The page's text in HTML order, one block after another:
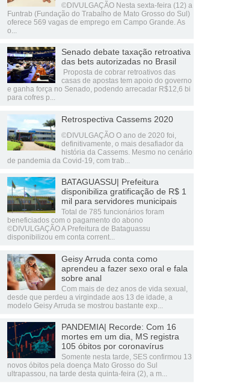
©DIVULGAÇÃO Nesta sexta-feira (12) a
Funtrab (Fundação do Trabalho de Mato Grosso do Sul)
oferece 569 vagas de emprego em Campo Grande. As
o...
Senado debate taxação retroativa
das bets autorizadas no Brasil
Proposta de cobrar retroativos das
casas de apostas tem apoio do governo
e ganha força no Senado, podendo arrecadar R$12,6 bi
para cofres p...
Retrospectiva Cassems 2020
©DIVULGAÇÃO O ano de 2020 foi,
definitivamente, o mais desafiador da
história da Cassems. Mesmo no cenário
de pandemia da Covid-19, com trab...
BATAGUASSU| Prefeitura
disponibiliza gratificação de R$ 1
mil para servidores municipais
Total de 785 funcionários foram
beneficiados com o pagamento do abono
©DIVULGAÇÃO A Prefeitura de Bataguassu
disponibilizou em conta corrent...
Geisy Arruda conta como
aprendeu a fazer sexo oral e fala
sobre anal
Com mais de dez anos de vida sexual,
desde que perdeu a virgindade aos 13 de idade, a
modelo Geisy Arruda se mostrou bastante exp...
PANDEMIA| Recorde: Com 16
mortes em um dia, MS registra
105 óbitos por coronavírus
Somente nesta tarde, SES confirmou 13
novos óbitos pela doença Mato Grosso do Sul
ultrapassou, na tarde desta quinta-feira (2), a m...